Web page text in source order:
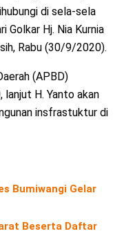
di sela-sela
Golkar Hj. Nia Kurnia
Rabu (30/9/2020).
(APBD)
lanjut H. Yanto akan
insfrastuktur di
Bumiwangi Gelar
Beserta Daftar